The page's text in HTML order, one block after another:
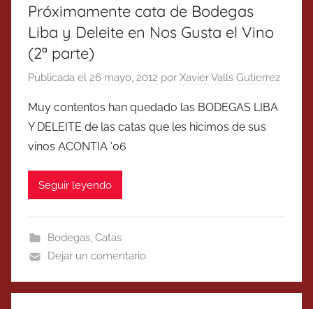
Próximamente cata de Bodegas
Liba y Deleite en Nos Gusta el Vino
(2ª parte)
Publicada el 26 mayo, 2012 por Xavier Valls Gutierrez
Muy contentos han quedado las BODEGAS LIBA
Y DELEITE de las catas que les hicimos de sus
vinos ACONTIA ’06
Seguir leyendo
Bodegas, Catas
Dejar un comentario